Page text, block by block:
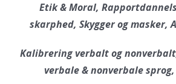
Etik & Moral,
skarphed, Skygger og masker,
Kalibrering verbalt og
verbale & nonverbale